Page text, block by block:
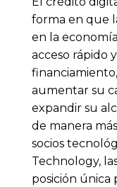
forma en que
en la
acceso rápido
aumentar su
expandir su
de manera
socios
Technology,
posición única